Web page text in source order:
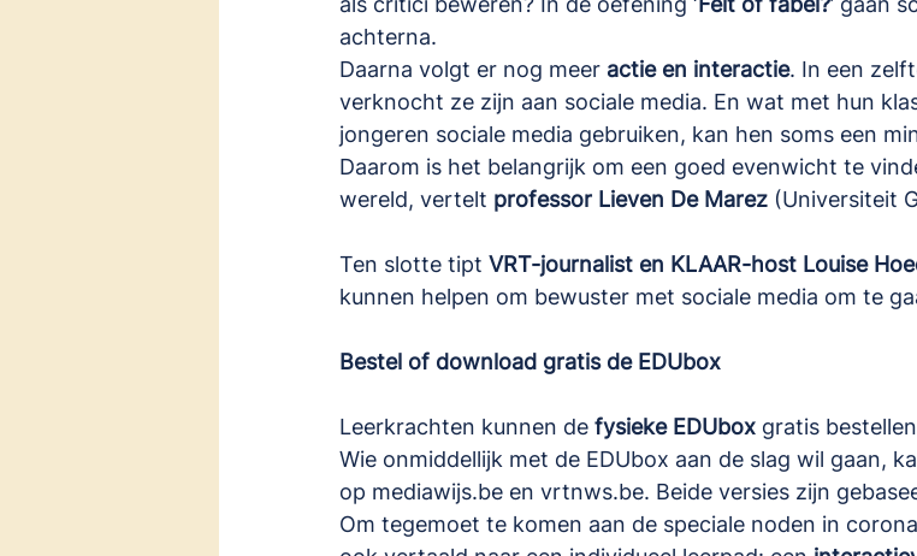
achterna.
Daarna volgt er nog meer actie en interactie. In een
verknocht ze zijn aan sociale media. En wat met hun
jongeren sociale media gebruiken, kan hen soms een
Daarom is het belangrijk om een goed evenwicht te
wereld, vertelt professor Lieven De Marez (Universiteit
Ten slotte tipt VRT-journalist en KLAAR-host Louise
kunnen helpen om bewuster met sociale media om te
Bestel of download gratis de EDUbox
Leerkrachten kunnen de fysieke EDUbox gratis
Wie onmiddellijk met de EDUbox aan de slag wil gaan,
op mediawijs.be en vrtnws.be. Beide versies zijn
Om tegemoet te komen aan de speciale noden in